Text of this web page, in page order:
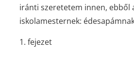
iránti szeretetem innen, ebből
iskolamesternek:
1. fejezet